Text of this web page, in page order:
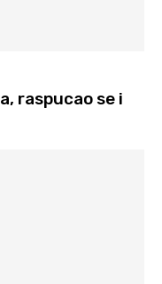
raspucao se i